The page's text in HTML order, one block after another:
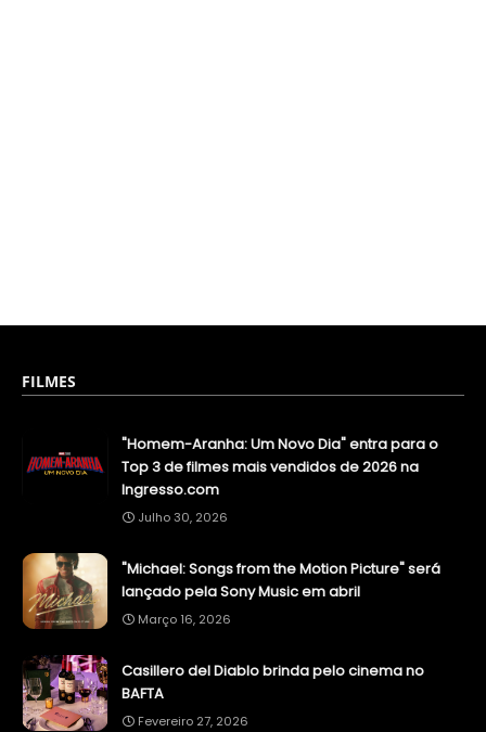
FILMES
"Homem-Aranha: Um Novo Dia" entra para o
Top 3 de filmes mais vendidos de 2026 na
Ingresso.com
Julho 30, 2026
"Michael: Songs from the Motion Picture" será
lançado pela Sony Music em abril
Março 16, 2026
Casillero del Diablo brinda pelo cinema no
BAFTA
Fevereiro 27, 2026